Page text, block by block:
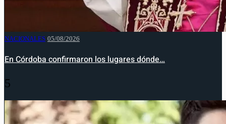
NACIONALES 05/08/2026
En Córdoba confirmaron los lugares dónde…
5